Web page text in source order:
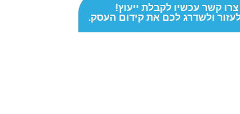
צרו קשר עכשיו לקבלת ייעוץ!
ולשדרג לכם את קידום העסק.